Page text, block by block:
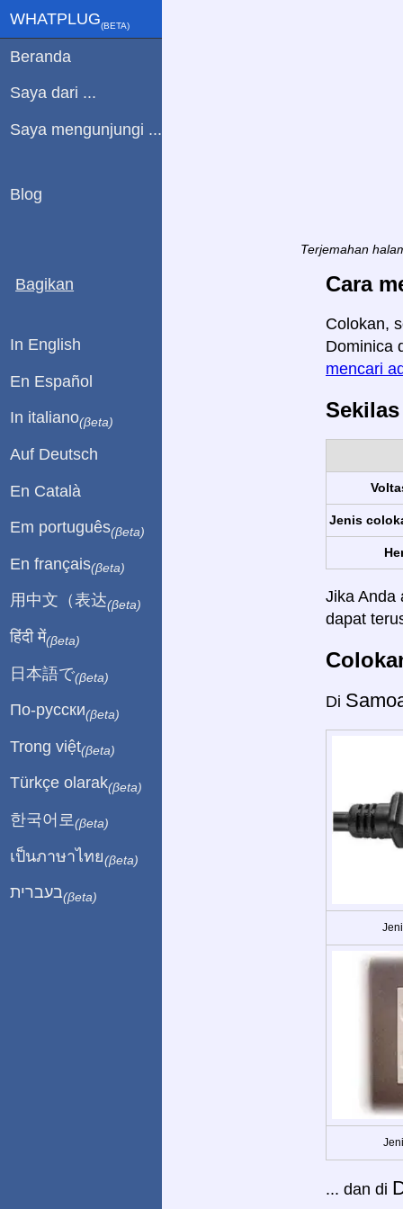
Terjemahan
Cara
Colokan,
Dominica
mencari
Jenis
Jika Anda
dapat
Di
... dan di
WHATPLUG(ΒETA)
Beranda
Saya dari ...
Saya mengunjungi ...
Blog
Bagikan
In English
En Español
In italiano(βeta)
Auf Deutsch
En Català
Em português(βeta)
En français(βeta)
用中文（表达(βeta)
हिंदी में(βeta)
日本語で(βeta)
По-русски(βeta)
Trong việt(βeta)
Türkçe olarak(βeta)
한국어로 (βeta)
เป็นภาษาไทย(βeta)
בעברית(βeta)